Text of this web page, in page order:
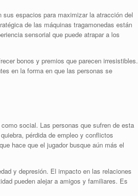
espacios para maximizar la atracción del
de las máquinas tragamonedas están
sensorial que puede atrapar a los
bonos y premios que parecen irresistibles.
en la forma en que las personas se
social. Las personas que sufren de esta
pérdida de empleo y conflictos
hace que el jugador busque aún más el
y depresión. El impacto en las relaciones
pueden alejar a amigos y familiares. Es